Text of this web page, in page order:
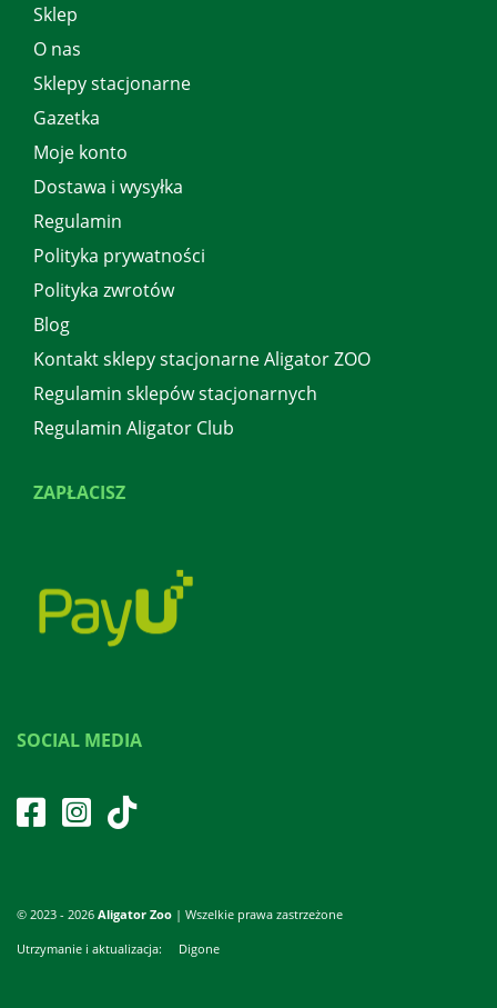
Sklep
O nas
Sklepy stacjonarne
Gazetka
Moje konto
Dostawa i wysyłka
Regulamin
Polityka prywatności
Polityka zwrotów
Blog
Kontakt sklepy stacjonarne Aligator ZOO
Regulamin sklepów stacjonarnych
Regulamin Aligator Club
ZAPŁACISZ
SOCIAL MEDIA
© 2023 - 2026 Aligator Zoo | Wszelkie prawa zastrzeżone
Utrzymanie i aktualizacja: Digone